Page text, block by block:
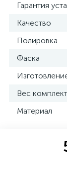
Гарантия
Качество
Полировка
Фаска
Вес
Материал